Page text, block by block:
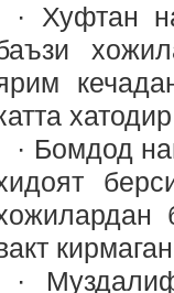
· Хуфтан
· Бомдод
·